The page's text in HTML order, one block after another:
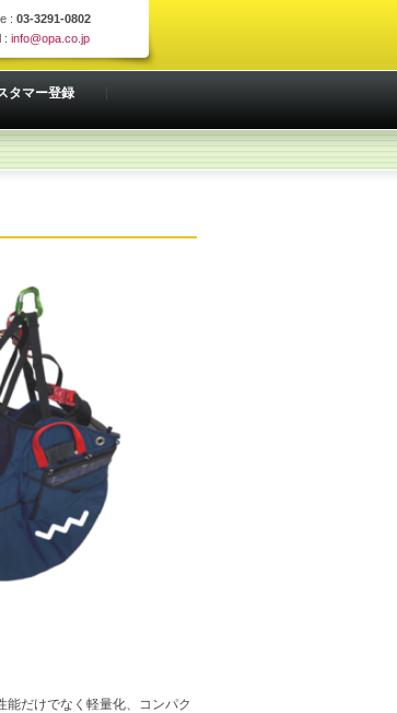
: 03-3291-0802
: info@opa.co.jp
タマー登録
だけでなく軽量化、コンパク